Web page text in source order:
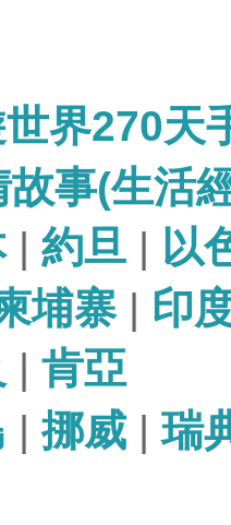
界270天
故事(生活
| 約旦 | 以
埔寨| 印
| 肯亞
|挪威 |瑞